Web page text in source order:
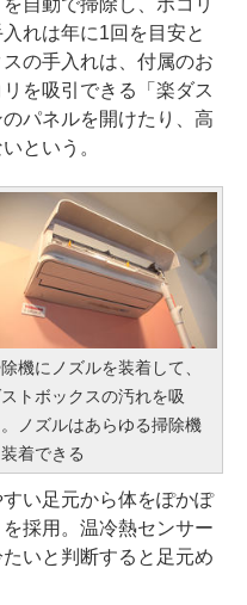
れは年に1回を目安と
の手入れは、付属のお
を吸引できる「楽ダス
パネルを開けたり、高
という。
機にノズルを装着して、
ストボックスの汚れを吸
ノズルはあらゆる掃除機
着できる
い足元から体をぽかぽ
採用。温冷熱センサー
いと判断すると足元め